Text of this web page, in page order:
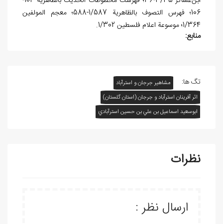
106؛ فهرس التصوف بالظاهرية 1/587-588؛ معجم المولفين
1/364؛ موسوعة اعلام فلسطين 1/302.
منابع:
تگ ها:
مشاهیر جرجان و استرآباد
اثر آفرينان استرآباد و جرجان (استان گلستان)
ابوسعيد اسماعيل بن علي بن حسين استرآبادي
نظرات
ارسال نظر :